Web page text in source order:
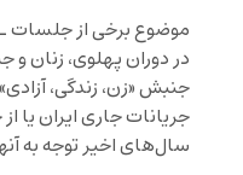
موضوع برخی از جلسات
در دوران پهلوی، زنان
جنبش «زن، زندگی،
جریانات جاری ایران یا
سال‌های اخیر توجه به